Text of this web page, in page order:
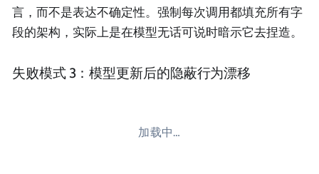
言，而不是表达不确定性。强制每次调用都填充所有字
段的架构，实际上是在模型无话可说时暗示它去捏造。
失败模式 3：模型更新后的隐蔽行为漂移
加载中…